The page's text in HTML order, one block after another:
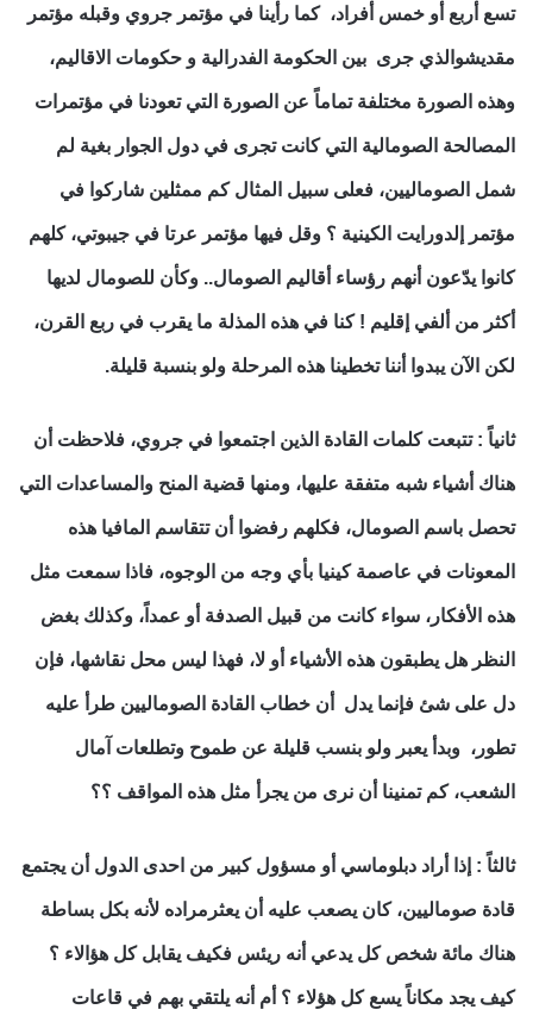
تسع أربع أو خمس أفراد، كما رأينا في مؤتمر جروي وقبله مؤتمر
مقديشوالذي جرى بين الحكومة الفدرالية و حكومات الاقاليم،
وهذه الصورة مختلفة تماماً عن الصورة التي تعودنا في مؤتمرات
المصالحة الصومالية التي كانت تجرى في دول الجوار بغية لم
شمل الصوماليين، فعلى سبيل المثال كم ممثلين شاركوا في
مؤتمر إلدورايت الكينية ؟ وقل فيها مؤتمر عرتا في جيبوتي، كلهم
كانوا يدّعون أنهم رؤساء أقاليم الصومال.. وكأن للصومال لديها
أكثر من ألفي إقليم ! كنا في هذه المذلة ما يقرب في ربع القرن،
لكن الآن يبدوا أننا تخطينا هذه المرحلة ولو بنسبة قليلة.
ثانياً : تتبعت كلمات القادة الذين اجتمعوا في جروي، فلاحظت أن
هناك أشياء شبه متفقة عليها، ومنها قضية المنح والمساعدات التي
تحصل باسم الصومال، فكلهم رفضوا أن تتقاسم المافيا هذه
المعونات في عاصمة كينيا بأي وجه من الوجوه، فاذا سمعت مثل
هذه الأفكار، سواء كانت من قبيل الصدفة أو عمداً، وكذلك بغض
النظر هل يطبقون هذه الأشياء أو لا، فهذا ليس محل نقاشها، فإن
دل على شئ فإنما يدل أن خطاب القادة الصوماليين طرأ عليه
تطور، وبدأ يعبر ولو بنسب قليلة عن طموح وتطلعات آمال
الشعب، كم تمنينا أن نرى من يجرأ مثل هذه المواقف ؟؟
ثالثاً : إذا أراد دبلوماسي أو مسؤول كبير من احدى الدول أن يجتمع
قادة صوماليين، كان يصعب عليه أن يعثرمراده لأنه بكل بساطة
هناك مائة شخص كل يدعي أنه ريئس فكيف يقابل كل هؤالاء ؟
كيف يجد مكاناً يسع كل هؤلاء ؟ أم أنه يلتقي بهم في قاعات